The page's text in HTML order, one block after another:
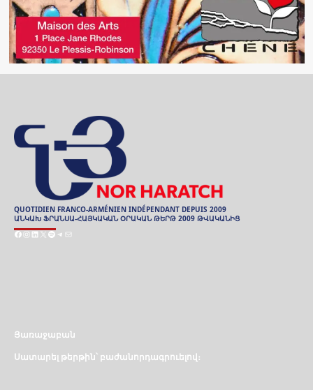
QUOTIDIEN FRANCO-ARMÉNIEN INDÉPENDANT DEPUIS 2009
ԱՆԿԱԽ ՖՐԱՆՍԱ-ՀԱՅԿԱԿԱՆ ՕՐԱԿԱՆ ԹԵՐԹ 2009 ԹՎԱԿԱՆԻՑ
Facebook
Instagram
LinkedIn
X SpotifyTelegram
Mail
Յառաջաբան
Սատարել թերթին՝ բաժանորդագրուելով։